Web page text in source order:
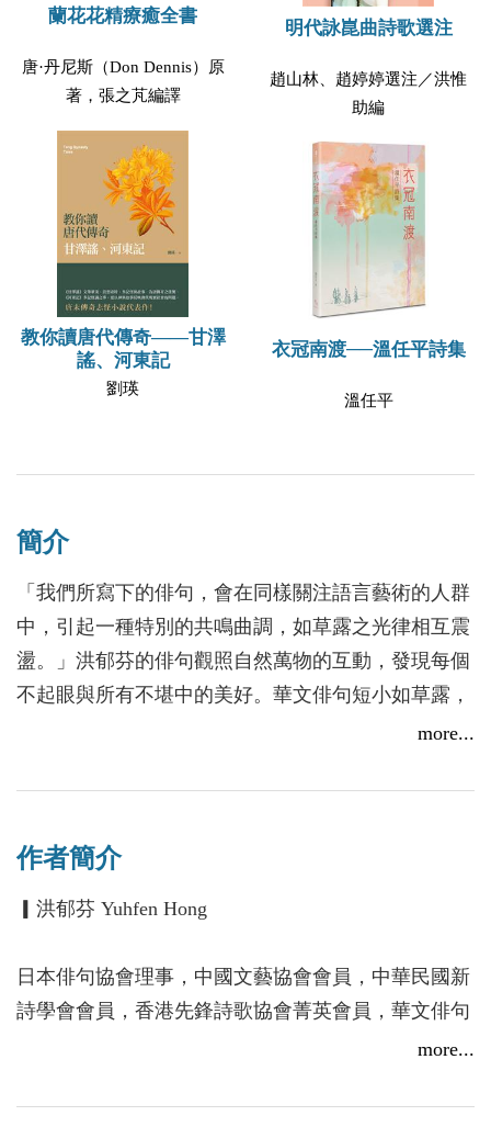
蘭花花精療癒全書
唐·丹尼斯（Don Dennis）原
著，張之芃編譯
明代詠崑曲詩歌選注
趙山林、趙婷婷選注／洪惟
助編
教你讀唐代傳奇——甘澤
謠、河東記
劉瑛
衣冠南渡──溫任平詩集
溫任平
簡介
「我們所寫下的俳句，會在同樣關注語言藝術的人群
中，引起一種特別的共鳴曲調，如草露之光律相互震
盪。」洪郁芬的俳句觀照自然萬物的互動，發現每個
不起眼與所有不堪中的美好。華文俳句短小如草露，
但藉由這些瞬間的文字靈光，「片刻」因而在俳句中
more...
作者簡介
▎洪郁芬 Yuhfen Hong
日本俳句協會理事，中國文藝協會會員，中華民國新
詩學會會員，香港先鋒詩歌協會菁英會員，華文俳句
社社長，台灣創世紀詩刊編輯，香港圓桌詩刊編輯，
句大會入選佳作。2018詩歌界之圓桌獎。合著有《華
more...